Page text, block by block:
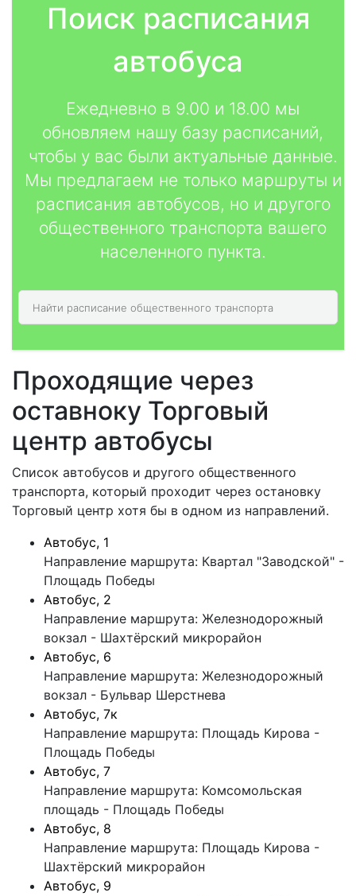
Поиск расписания
автобуса
Ежедневно в 9.00 и 18.00 мы
обновляем нашу базу расписаний,
чтобы у вас были актуальные данные.
Мы предлагаем не только маршруты и
расписания автобусов, но и другого
общественного транспорта вашего
населенного пункта.
Проходящие через
оставноку Торговый
центр автобусы
Список автобусов и другого общественного
транспорта, который проходит через остановку
Торговый центр хотя бы в одном из направлений.
Автобус, 1
Направление маршрута: Квартал "Заводской" -
Площадь Победы
Автобус, 2
Направление маршрута: Железнодорожный
вокзал - Шахтёрский микрорайон
Автобус, 6
Направление маршрута: Железнодорожный
вокзал - Бульвар Шерстнева
Автобус, 7к
Направление маршрута: Площадь Кирова -
Площадь Победы
Автобус, 7
Направление маршрута: Комсомольская
площадь - Площадь Победы
Автобус, 8
Направление маршрута: Площадь Кирова -
Шахтёрский микрорайон
Автобус, 9